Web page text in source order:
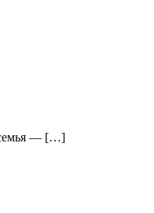
семья — […]